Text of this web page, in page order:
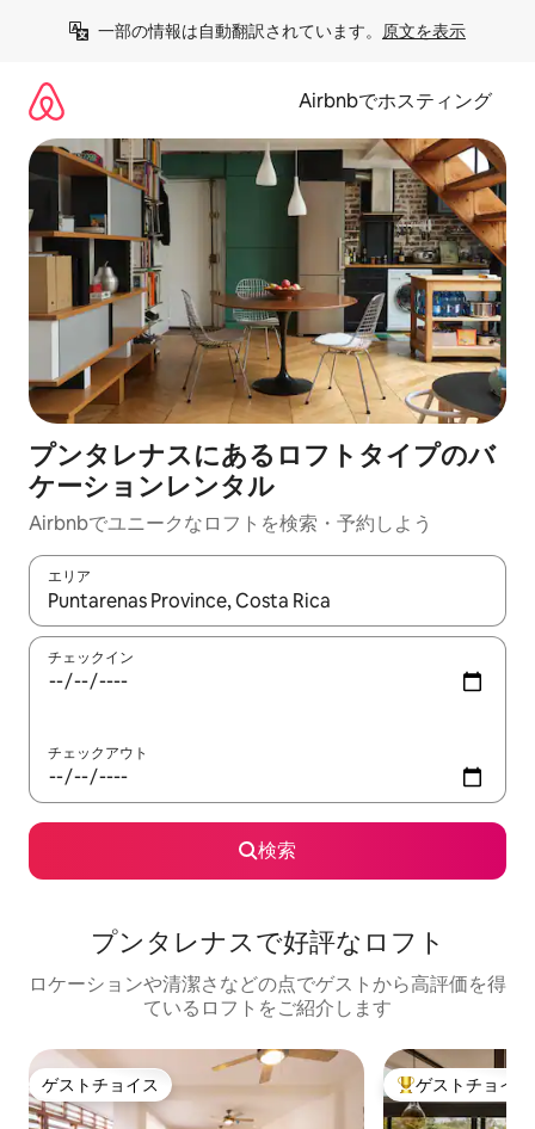
一部の情報は自動翻訳されています。 原文を表示
Airbnbでホスティング
プンタレナスにあるロフトタイプのバ
ケーションレンタル
Airbnbでユニークなロフトを検索・予約しよう
エリア
検索結果が表示されたら、上下の矢印キーを使って移動するか
チェックイン
チェックアウト
検索
プンタレナスで好評なロフト
ロケーションや清潔さなどの点でゲストから高評価を得
ているロフトをご紹介します
ゲストチョイス
ゲストチョイス 大好評のゲスト
ゲストチョイス